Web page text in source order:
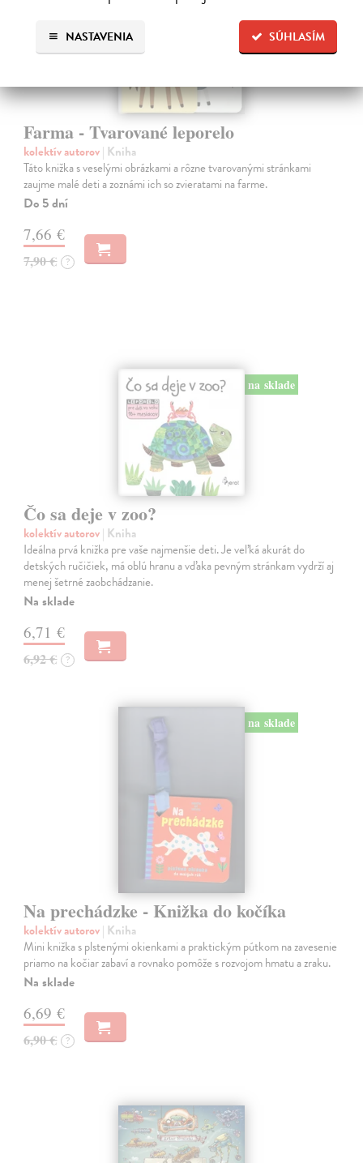
SÚHLASÍM
NASTAVENIA
Farma - Tvarované leporelo
kolektív autorov| Kniha
Táto knižka s veselými obrázkami a rôzne tvarovanými stránkami
zaujme malé deti a zoznámi ich so zvieratami na farme.
Do 5 dní
7,66 €
7,90 € ?
na sklade
Čo sa deje v zoo?
kolektív autorov| Kniha
Ideálna prvá knižka pre vaše najmenšie deti. Je veľká akurát do
detských ručičiek, má oblú hranu a vďaka pevným stránkam vydrží aj
menej šetrné zaobchádzanie.
Na sklade
6,71 €
6,92 € ?
na sklade
Na prechádzke - Knižka do kočíka
kolektív autorov| Kniha
Mini knižka s plstenými okienkami a praktickým pútkom na zavesenie
priamo na kočiar zabaví a rovnako pomôže s rozvojom hmatu a zraku.
Na sklade
6,69 €
6,90 € ?